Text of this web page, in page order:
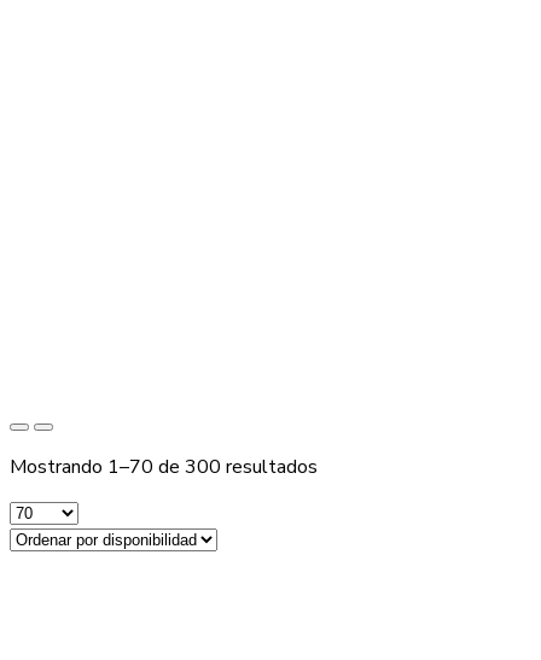
Mostrando 1–70 de 300 resultados